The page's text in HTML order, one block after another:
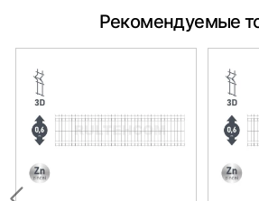
Рекомендуемые